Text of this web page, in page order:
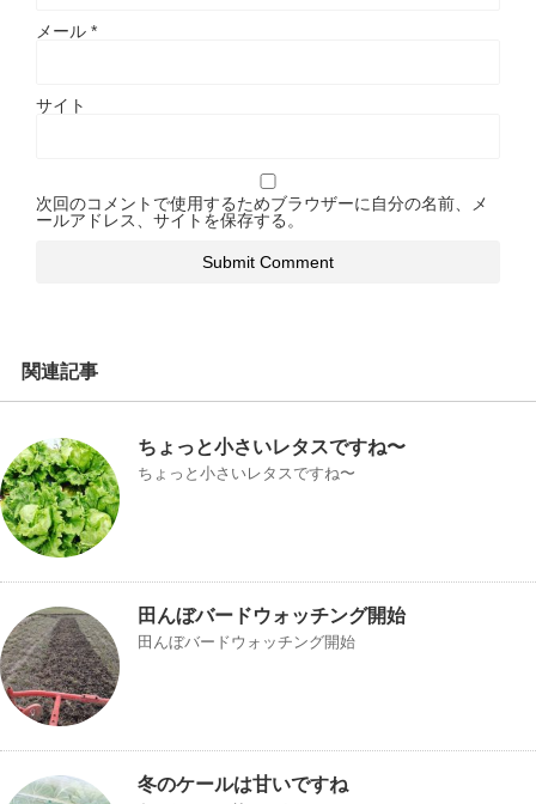
メール *
サイト
次回のコメントで使用するためブラウザーに自分の名前、メ
ールアドレス、サイトを保存する。
関連記事
ちょっと小さいレタスですね〜
ちょっと小さいレタスですね〜
田んぼバードウォッチング開始
田んぼバードウォッチング開始
冬のケールは甘いですね